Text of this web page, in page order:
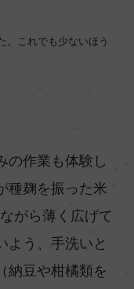
。これでも少ないほう
の作業も体験し
種麹を振った米
がら薄く広げて
よう、手洗いと
納豆や柑橘類を